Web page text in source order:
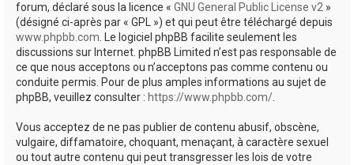
forum, déclaré sous la licence « GNU General Public License v2 »
(désigné ci-après par « GPL ») et qui peut être téléchargé depuis
www.phpbb.com. Le logiciel phpBB facilite seulement les
discussions sur Internet. phpBB Limited n’est pas responsable de
ce que nous acceptons ou n’acceptons pas comme contenu ou
conduite permis. Pour de plus amples informations au sujet de
phpBB, veuillez consulter : https://www.phpbb.com/.
Vous acceptez de ne pas publier de contenu abusif, obscène,
vulgaire, diffamatoire, choquant, menaçant, à caractère sexuel
ou tout autre contenu qui peut transgresser les lois de votre